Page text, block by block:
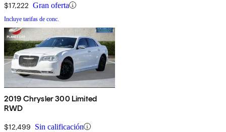
$17,222 Gran oferta
Incluye tarifas de conc.
2019 Chrysler 300 Limited
RWD
$12,499 Sin calificación